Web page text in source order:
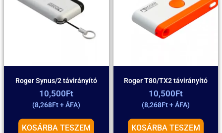
Roger Synus/2 távirányító
10,500Ft
(8,268Ft+ ÁFA)
KOSÁRBA TESZEM
Roger T80/TX2 távirányító
10,500Ft
(8,268Ft+ ÁFA)
KOSÁRBA TESZEM